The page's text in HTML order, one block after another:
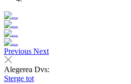
Previous Next
Alegerea Dvs:
Sterge tot